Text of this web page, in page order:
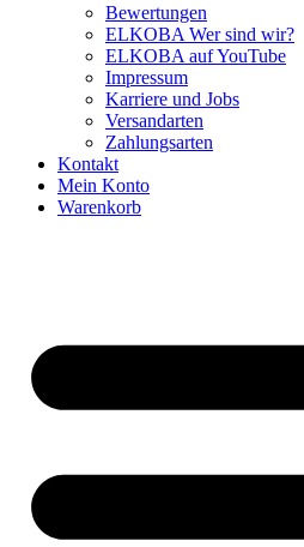
Bewertungen
ELKOBA Wer sind wir?
ELKOBA auf YouTube
Impressum
Karriere und Jobs
Versandarten
Zahlungsarten
Kontakt
Mein Konto
Warenkorb